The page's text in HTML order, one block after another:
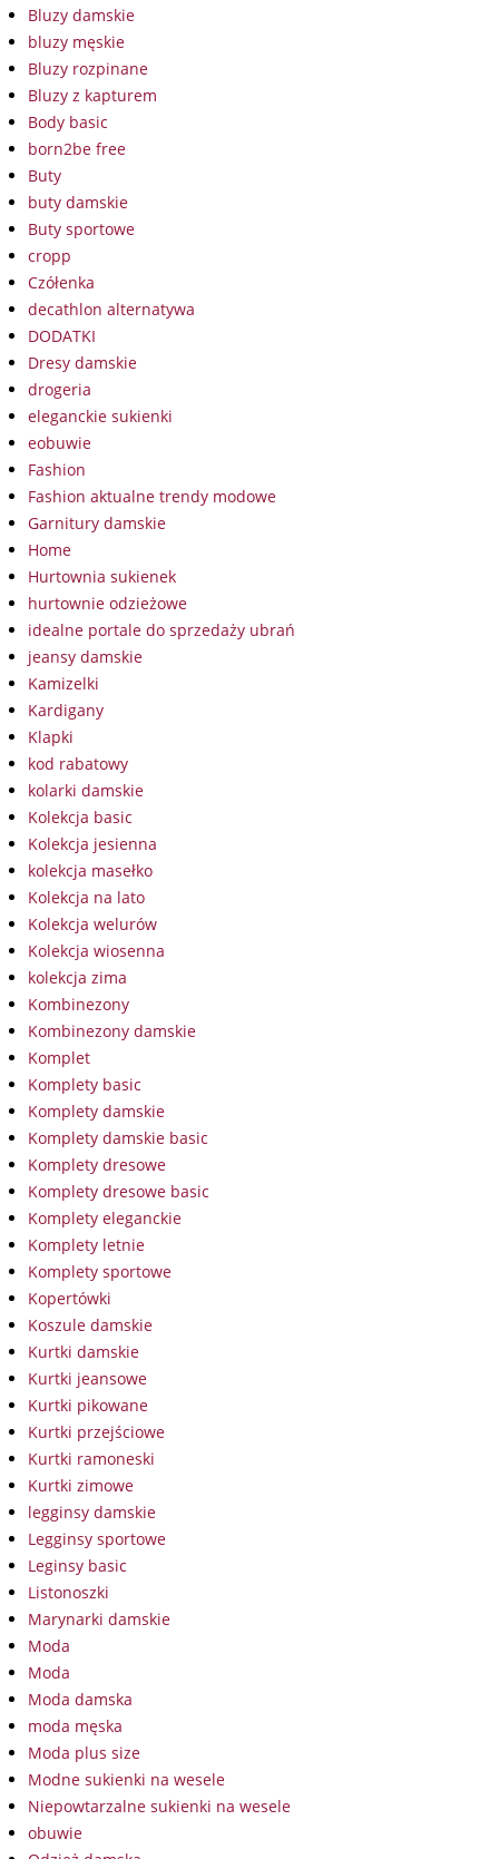
Bluzy damskie
bluzy męskie
Bluzy rozpinane
Bluzy z kapturem
Body basic
born2be free
Buty
buty damskie
Buty sportowe
cropp
Czółenka
decathlon alternatywa
DODATKI
Dresy damskie
drogeria
eleganckie sukienki
eobuwie
Fashion
Fashion aktualne trendy modowe
Garnitury damskie
Home
Hurtownia sukienek
hurtownie odzieżowe
idealne portale do sprzedaży ubrań
jeansy damskie
Kamizelki
Kardigany
Klapki
kod rabatowy
kolarki damskie
Kolekcja basic
Kolekcja jesienna
kolekcja masełko
Kolekcja na lato
Kolekcja welurów
Kolekcja wiosenna
kolekcja zima
Kombinezony
Kombinezony damskie
Komplet
Komplety basic
Komplety damskie
Komplety damskie basic
Komplety dresowe
Komplety dresowe basic
Komplety eleganckie
Komplety letnie
Komplety sportowe
Kopertówki
Koszule damskie
Kurtki damskie
Kurtki jeansowe
Kurtki pikowane
Kurtki przejściowe
Kurtki ramoneski
Kurtki zimowe
legginsy damskie
Legginsy sportowe
Leginsy basic
Listonoszki
Marynarki damskie
Moda
Moda
Moda damska
moda męska
Moda plus size
Modne sukienki na wesele
Niepowtarzalne sukienki na wesele
obuwie